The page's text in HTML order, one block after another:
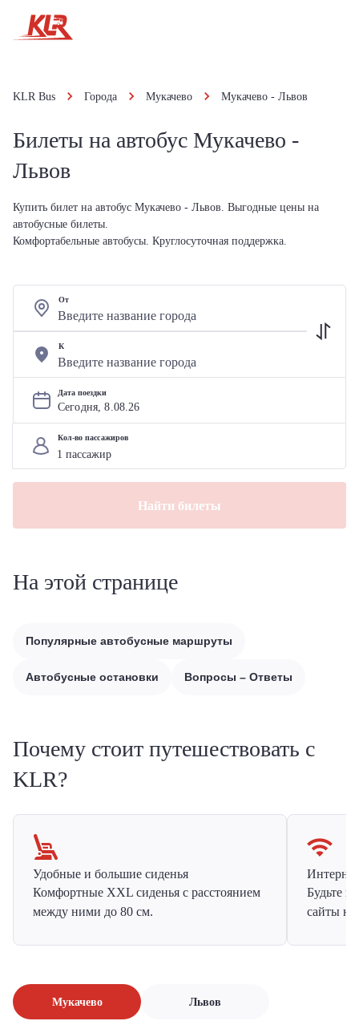
KLR Bus Города Мукачево Мукачево - Львов
Билеты на автобус Мукачево -
Львов
Купить билет на автобус Мукачево - Львов. Выгодные цены на
автобусные билеты.
Комфортабельные автобусы. Круглосуточная поддержка.
От
К
Дата поездки
Сегодня, 8.08.26
Кол-во пассажиров
Найти билеты
На этой странице
Популярные автобусные маршруты
Автобусные остановки Вопросы – Ответы
Почему стоит путешествовать с
KLR?
Удобные и большие сиденья
Комфортные XXL сиденья с расстоянием
между ними до 80 см.
Будьте
сайты на
Мукачево Львов